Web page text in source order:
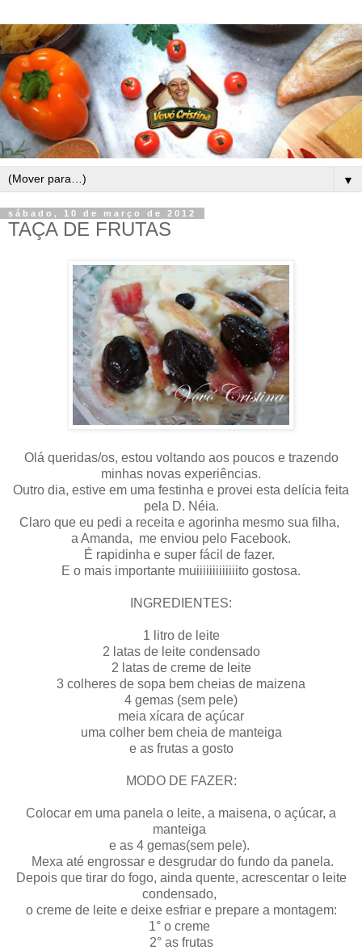
▼
sábado, 10 de março de 2012
TAÇA DE FRUTAS
Olá queridas/os, estou voltando aos poucos e trazendo
minhas novas experiências.
Outro dia, estive em uma festinha e provei esta delícia feita
pela D. Néia.
Claro que eu pedi a receita e agorinha mesmo sua filha,
a Amanda, me enviou pelo Facebook.
É rapidinha e super fácil de fazer.
E o mais importante muiiiiiiiiiiiiito gostosa.
INGREDIENTES:
1 litro de leite
2 latas de leite condensado
2 latas de creme de leite
3 colheres de sopa bem cheias de maizena
4 gemas (sem pele)
meia xícara de açúcar
uma colher bem cheia de manteiga
e as frutas a gosto
MODO DE FAZER:
Colocar em uma panela o leite, a maisena, o açúcar, a
manteiga
e as 4 gemas(sem pele).
Mexa até engrossar e desgrudar do fundo da panela.
Depois que tirar do fogo, ainda quente, acrescentar o leite
condensado,
o creme de leite e deixe esfriar e prepare a montagem:
1° o creme
2° as frutas